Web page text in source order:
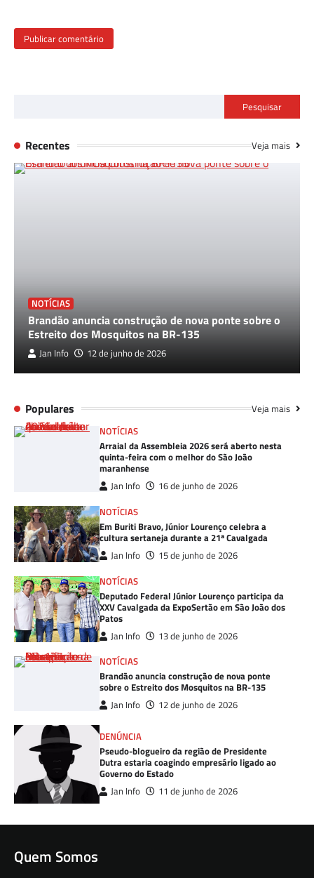
Pesquisar
Recentes Veja mais
NOTÍCIAS
Brandão anuncia construção de nova ponte sobre o
Estreito dos Mosquitos na BR-135
Jan Info 12 de junho de 2026
Populares Veja mais
NOTÍCIAS
Arraial da Assembleia 2026 será aberto nesta
quinta-feira com o melhor do São João
maranhense
Jan Info
16 de junho de 2026
NOTÍCIAS
Em Buriti Bravo, Júnior Lourenço celebra a
cultura sertaneja durante a 21ª Cavalgada
Jan Info
15 de junho de 2026
NOTÍCIAS
Deputado Federal Júnior Lourenço participa da
XXV Cavalgada da ExpoSertão em São João dos
Patos
Jan Info
13 de junho de 2026
NOTÍCIAS
Brandão anuncia construção de nova ponte
sobre o Estreito dos Mosquitos na BR-135
Jan Info 12 de junho de 2026
DENÚNCIA
Pseudo-blogueiro da região de Presidente
Dutra estaria coagindo empresário ligado ao
Governo do Estado
Jan Info 11 de junho de 2026
Quem Somos